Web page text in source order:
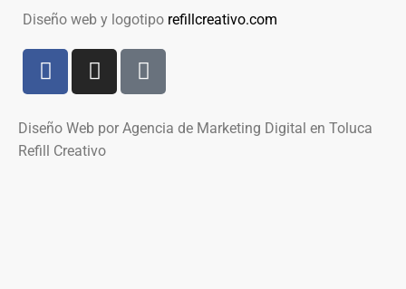
Diseño web y logotipo refillcreativo.com
Diseño Web por Agencia de Marketing Digital en Toluca
Refill Creativo